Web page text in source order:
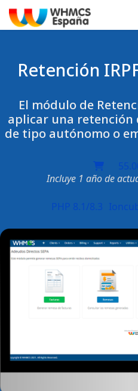
Retención
El módulo de
aplicar una retención
de tipo autónomo o
Incluye 1 año de
PHP 8.1/8.3